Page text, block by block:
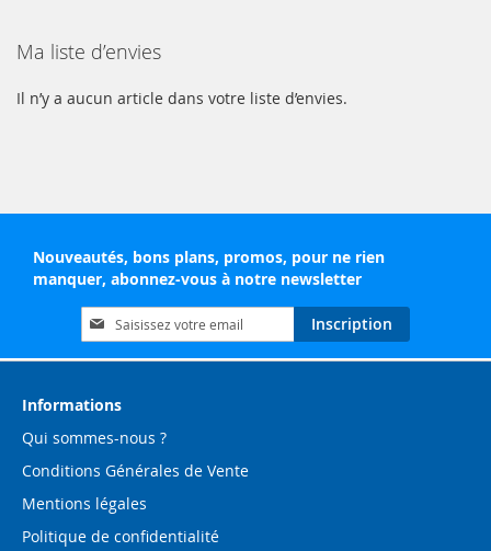
Ma liste d’envies
Il n’y a aucun article dans votre liste d’envies.
Nouveautés, bons plans, promos, pour ne rien
manquer, abonnez-vous à notre newsletter
Inscription
à
notre
d’information
Inscription
Informations
Qui sommes-nous ?
Conditions Générales de Vente
Mentions légales
Politique de confidentialité